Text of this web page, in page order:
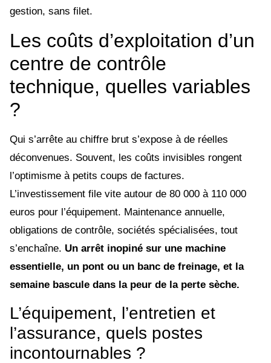
gestion, sans filet.
Les coûts d’exploitation d’un
centre de contrôle
technique, quelles variables
?
Qui s’arrête au chiffre brut s’expose à de réelles
déconvenues. Souvent, les coûts invisibles rongent
l’optimisme à petits coups de factures.
L’investissement file vite autour de 80 000 à 110 000
euros pour l’équipement. Maintenance annuelle,
obligations de contrôle, sociétés spécialisées, tout
s’enchaîne. Un arrêt inopiné sur une machine
essentielle, un pont ou un banc de freinage, et la
semaine bascule dans la peur de la perte sèche.
L’équipement, l’entretien et
l’assurance, quels postes
incontournables ?